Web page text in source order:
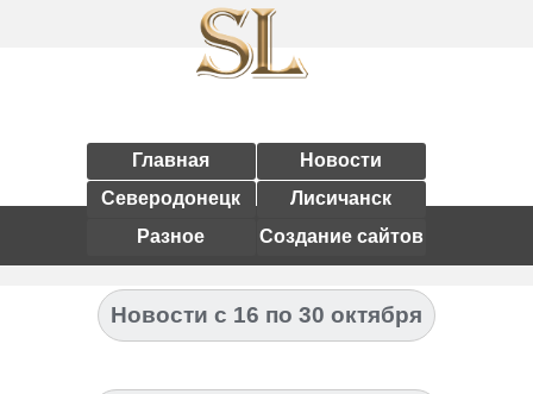
Главная
Новости
Северодонецк
Лисичанск
Разное
Создание сайтов
Новости с 16 по 30 октября